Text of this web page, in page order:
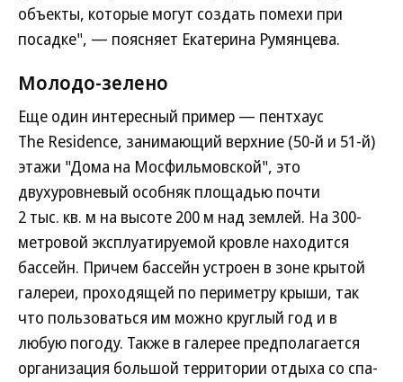
объекты, которые могут создать помехи при
посадке", — поясняет Екатерина Румянцева.
Молодо-зелено
Еще один интересный пример — пентхаус
The Residence, занимающий верхние (50-й и 51-й)
этажи "Дома на Мосфильмовской", это
двухуровневый особняк площадью почти
2 тыс. кв. м на высоте 200 м над землей. На 300-
метровой эксплуатируемой кровле находится
бассейн. Причем бассейн устроен в зоне крытой
галереи, проходящей по периметру крыши, так
что пользоваться им можно круглый год и в
любую погоду. Также в галерее предполагается
организация большой территории отдыха со спа-